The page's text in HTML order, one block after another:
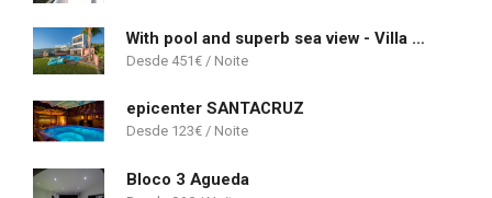
With pool and superb sea view - Villa Candelária
451€
epicenter SANTACRUZ
123€
Bloco 3 Agueda